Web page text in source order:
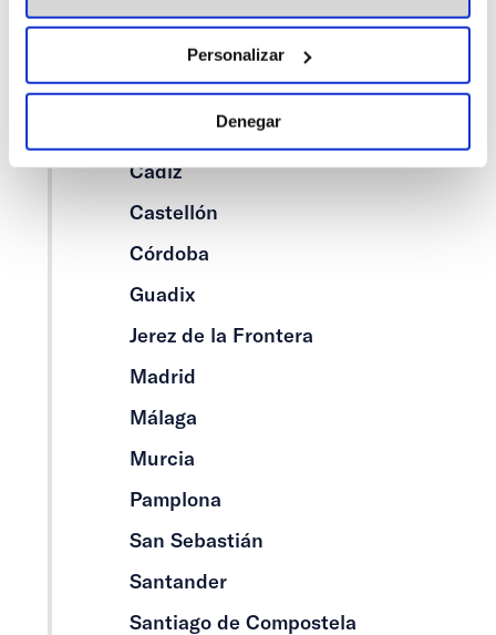
Personalizar
Denegar
Barcelona
Bilbao
Cádiz
Castellón
Córdoba
Guadix
Jerez de la Frontera
Madrid
Málaga
Murcia
Pamplona
San Sebastián
Santander
Santiago de Compostela